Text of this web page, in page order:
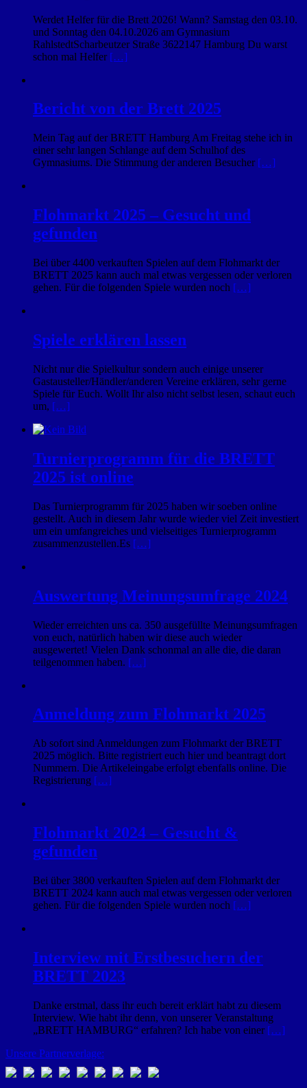
Werdet Helfer für die Brett 2026! Wann? Samstag den 03.10.
und Sonntag den 04.10.2026 am Gymnasium
RahlstedtScharbeutzer Straße 3622147 Hamburg Du warst
schon mal Helfer […]
Bericht von der Brett 2025
Mein Tag auf der BRETT Hamburg Am Freitag stehe ich in
einer sehr langen Schlange auf dem Schulhof des
Gymnasiums. Die Stimmung der anderen Besucher […]
Flohmarkt 2025 – Gesucht und
gefunden
Bei über 4400 verkauften Spielen auf dem Flohmarkt der
BRETT 2025 kann auch mal etwas vergessen oder verloren
gehen. Für die folgenden Spiele wurden noch […]
Spiele erklären lassen
Nicht nur die Spielkultur sondern auch einige unserer
Gastausteller/Händler/anderen Vereine erklären, sehr gerne
Spiele für Euch. Wollt Ihr also nicht selbst lesen, schaut euch
um, […]
Turnierprogramm für die BRETT
2025 ist online
Das Turnierprogramm für 2025 haben wir soeben online
gestellt. Auch in diesem Jahr wurde wieder viel Zeit investiert
um ein umfangreiches und vielseitiges Turnierprogramm
zusammenzustellen.Es […]
Auswertung Meinungsumfrage 2024
Wieder erreichten uns ca. 350 ausgefüllte Meinungsumfragen
von euch, natürlich haben wir diese auch wieder
ausgewertet! Vielen Dank schonmal an alle die, die daran
teilgenommen haben. […]
Anmeldung zum Flohmarkt 2025
Ab sofort sind Anmeldungen zum Flohmarkt der BRETT
2025 möglich. Bitte registriert euch hier und beantragt dort
Nummern. Die Artikeleingabe erfolgt ebenfalls online. Die
Registrierung […]
Flohmarkt 2024 – Gesucht &
gefunden
Bei über 3800 verkauften Spielen auf dem Flohmarkt der
BRETT 2024 kann auch mal etwas vergessen oder verloren
gehen. Für die folgenden Spiele wurden noch […]
Interview mit Erstbesuchern der
BRETT 2023
Danke erstmal, dass ihr euch bereit erklärt habt zu diesem
Interview. Wie habt ihr denn, von unserer Veranstaltung
„BRETT HAMBURG“ erfahren? Ich habe von einer […]
Unsere Partnerverlage: